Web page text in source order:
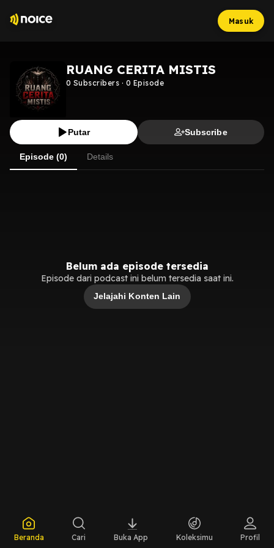
Masuk
RUANG CERITA MISTIS
0 Subscribers · 0 Episode
Putar Subscribe
Episode (0) Details
Belum ada episode tersedia
Episode dari podcast ini belum tersedia saat ini.
Jelajahi Konten Lain
Beranda Cari Buka App Koleksimu Profil